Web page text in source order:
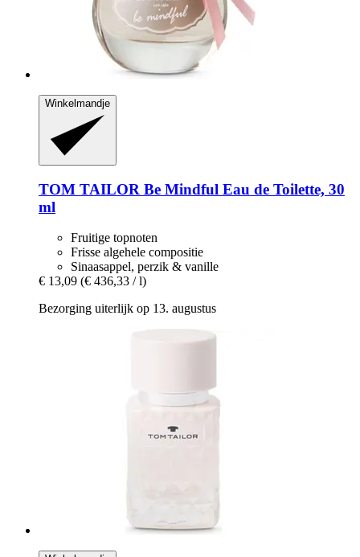
Winkelmandje
TOM TAILOR Be Mindful Eau de Toilette, 30
ml
Fruitige topnoten
Frisse algehele compositie
Sinaasappel, perzik & vanille
€ 13,09 (€ 436,33 / l)
Bezorging uiterlijk op 13. augustus